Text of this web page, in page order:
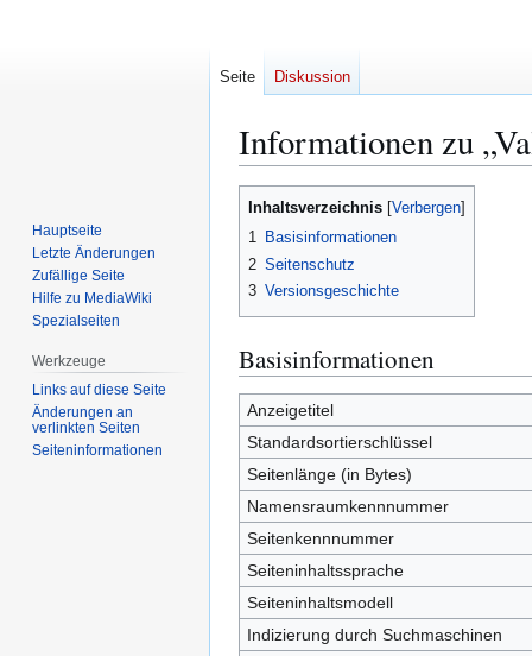
Informationen zu
Zur
Zur
Inhaltsverzeichnis
1 Basisinformationen
2 Seitenschutz
3 Versionsgeschichte
Basisinformationen
Anzeigetitel
Standardsortierschlüssel
Seitenlänge (in Bytes)
Namensraumkennnummer
Seitenkennnummer
Seiteninhaltssprache
Seiteninhaltsmodell
Indizierung durch Suchmaschinen
Seite Diskussion
Hauptseite
Letzte Änderungen
Zufällige Seite
Hilfe zu MediaWiki
Spezialseiten
Werkzeuge
Links auf diese Seite
Änderungen an
verlinkten Seiten
Seiten­­informationen